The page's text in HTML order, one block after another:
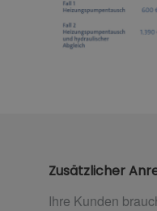
Zusätzlicher
Ihre Kunden